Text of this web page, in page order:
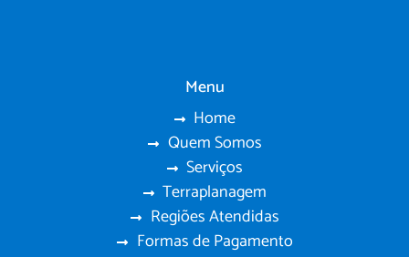
Menu
Home
Quem Somos
Serviços
Terraplanagem
Regiões Atendidas
Formas de Pagamento